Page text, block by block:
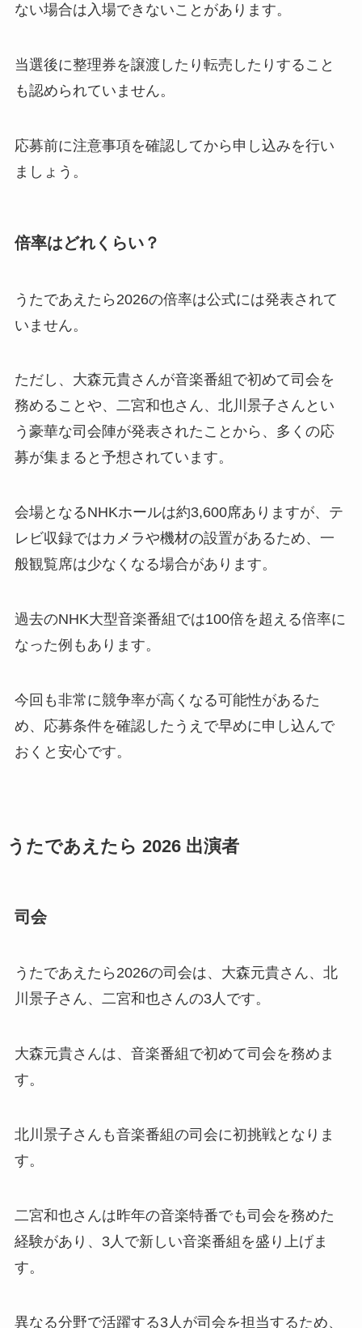
ない場合は入場できないことがあります。
当選後に整理券を譲渡したり転売したりすること
も認められていません。
応募前に注意事項を確認してから申し込みを行い
ましょう。
倍率はどれくらい？
うたであえたら2026の倍率は公式には発表されて
いません。
ただし、大森元貴さんが音楽番組で初めて司会を
務めることや、二宮和也さん、北川景子さんとい
う豪華な司会陣が発表されたことから、多くの応
募が集まると予想されています。
会場となるNHKホールは約3,600席ありますが、テ
レビ収録ではカメラや機材の設置があるため、一
般観覧席は少なくなる場合があります。
過去のNHK大型音楽番組では100倍を超える倍率に
なった例もあります。
今回も非常に競争率が高くなる可能性があるた
め、応募条件を確認したうえで早めに申し込んで
おくと安心です。
うたであえたら 2026 出演者
司会
うたであえたら2026の司会は、大森元貴さん、北
川景子さん、二宮和也さんの3人です。
大森元貴さんは、音楽番組で初めて司会を務めま
す。
北川景子さんも音楽番組の司会に初挑戦となりま
す。
二宮和也さんは昨年の音楽特番でも司会を務めた
経験があり、3人で新しい音楽番組を盛り上げま
す。
異なる分野で活躍する3人が司会を担当するため、